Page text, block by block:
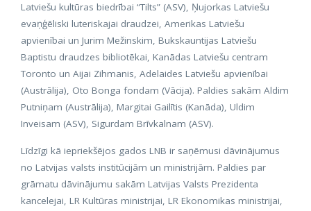
Latviešu kultūras biedrībai “Tilts” (ASV), Ņujorkas Latviešu
evaņģēliski luteriskajai draudzei, Amerikas Latviešu
apvienībai un Jurim Mežinskim, Bukskauntijas Latviešu
Baptistu draudzes bibliotēkai, Kanādas Latviešu centram
Toronto un Aijai Zihmanis, Adelaides Latviešu apvienībai
(Austrālija), Oto Bonga fondam (Vācija). Paldies sakām Aldim
Putniņam (Austrālija), Margitai Gailītis (Kanāda), Uldim
Inveisam (ASV), Sigurdam Brīvkalnam (ASV).
Līdzīgi kā iepriekšējos gados LNB ir saņēmusi dāvinājumus
no Latvijas valsts institūcijām un ministrijām. Paldies par
grāmatu dāvinājumu sakām Latvijas Valsts Prezidenta
kancelejai, LR Kultūras ministrijai, LR Ekonomikas ministrijai,